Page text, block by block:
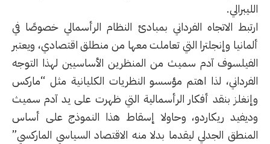
الليبرالي.
ارتبط الاتجاه الفرداني بمبادئ النظام الرأسماليخصوصًا في
ألمانيا وإنجلترا التي تعاملت معها من منطلق اقتصادي، ويعتبر
الفيلسوف آدم سميث من المنظرين الأساسيين لهذا التوجه
الفرداني، لذا اهتم مؤسسو النظريات الكليانية مثل “ماركس
وإنغلز بنقد أفكار الرأسمالية التي ظهرت على يد آدم سميث
وديفيد ريكاردو، وحاولا إسقاط هذا النموذج على أساس
المنطق الجدلي ليقدما بدلا منه الاقتصاد السياسي الماركسي”